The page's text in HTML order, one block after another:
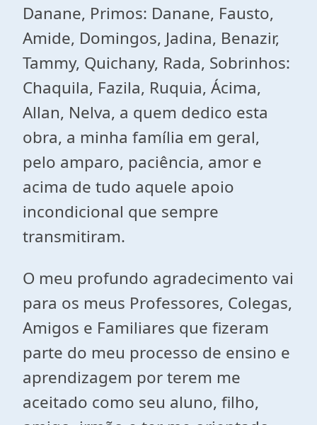
Danane, Primos: Danane, Fausto,
Amide, Domingos, Jadina, Benazir,
Tammy, Quichany, Rada, Sobrinhos:
Chaquila, Fazila, Ruquia, Ácima,
Allan, Nelva, a quem dedico esta
obra, a minha família em geral,
pelo amparo, paciência, amor e
acima de tudo aquele apoio
incondicional que sempre
transmitiram.
O meu profundo agradecimento vai
para os meus Professores, Colegas,
Amigos e Familiares que fizeram
parte do meu processo de ensino e
aprendizagem por terem me
aceitado como seu aluno, filho,